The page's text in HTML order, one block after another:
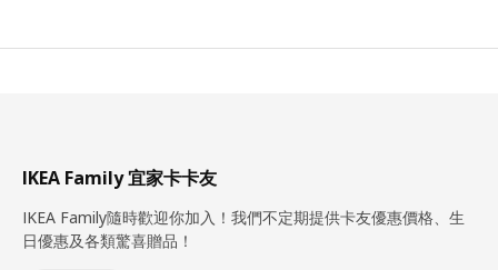
IKEA Family 宜家卡卡友
IKEA Family隨時歡迎你加入！我們不定期提供卡友優惠價格、生
日優惠及各類驚喜贈品！